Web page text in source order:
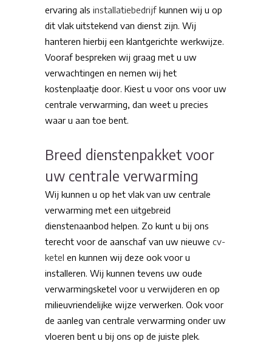
ervaring als installatiebedrijf kunnen wij u op
dit vlak uitstekend van dienst zijn. Wij
hanteren hierbij een klantgerichte werkwijze.
Vooraf bespreken wij graag met u uw
verwachtingen en nemen wij het
kostenplaatje door. Kiest u voor ons voor uw
centrale verwarming, dan weet u precies
waar u aan toe bent.
Breed dienstenpakket voor
uw centrale verwarming
Wij kunnen u op het vlak van uw centrale
verwarming met een uitgebreid
dienstenaanbod helpen. Zo kunt u bij ons
terecht voor de aanschaf van uw nieuwe cv-
ketel en kunnen wij deze ook voor u
installeren. Wij kunnen tevens uw oude
verwarmingsketel voor u verwijderen en op
milieuvriendelijke wijze verwerken. Ook voor
de aanleg van centrale verwarming onder uw
vloeren bent u bij ons op de juiste plek.